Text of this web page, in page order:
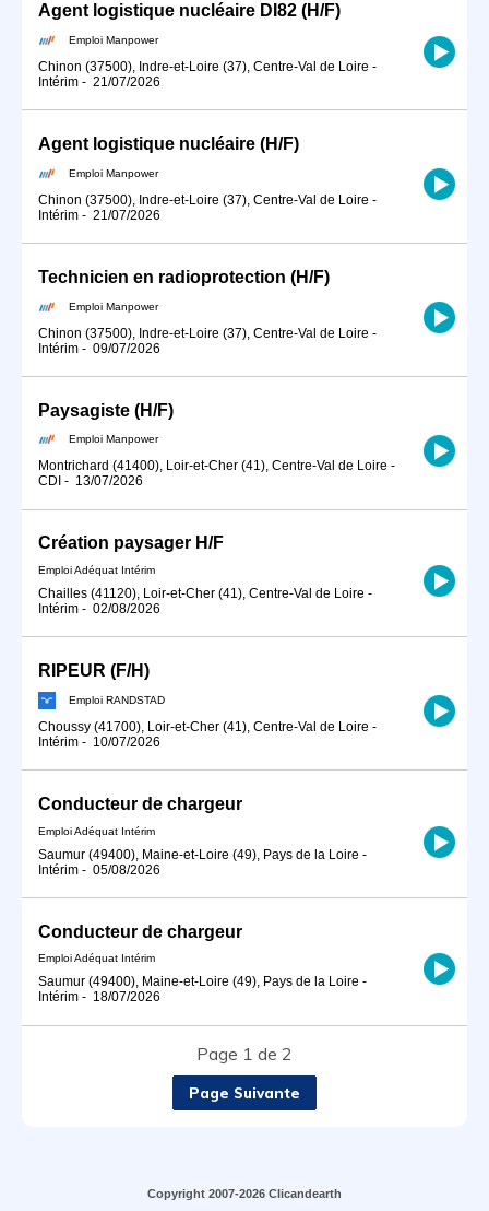
Agent logistique nucléaire DI82 (H/F)
Emploi Manpower
Chinon (37500), Indre-et-Loire (37), Centre-Val de Loire -
Intérim - 21/07/2026
Agent logistique nucléaire (H/F)
Emploi Manpower
Chinon (37500), Indre-et-Loire (37), Centre-Val de Loire -
Intérim - 21/07/2026
Technicien en radioprotection (H/F)
Emploi Manpower
Chinon (37500), Indre-et-Loire (37), Centre-Val de Loire -
Intérim - 09/07/2026
Paysagiste (H/F)
Emploi Manpower
Montrichard (41400), Loir-et-Cher (41), Centre-Val de Loire -
CDI - 13/07/2026
Création paysager H/F
Emploi Adéquat Intérim
Chailles (41120), Loir-et-Cher (41), Centre-Val de Loire -
Intérim - 02/08/2026
RIPEUR (F/H)
Emploi RANDSTAD
Choussy (41700), Loir-et-Cher (41), Centre-Val de Loire -
Intérim - 10/07/2026
Conducteur de chargeur
Emploi Adéquat Intérim
Saumur (49400), Maine-et-Loire (49), Pays de la Loire -
Intérim - 05/08/2026
Conducteur de chargeur
Emploi Adéquat Intérim
Saumur (49400), Maine-et-Loire (49), Pays de la Loire -
Intérim - 18/07/2026
Page 1 de 2
Page Suivante
Copyright 2007-2026 Clicandearth